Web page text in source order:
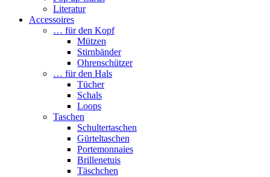
Literatur
Accessoires
… für den Kopf
Mützen
Stirnbänder
Ohrenschützer
… für den Hals
Tücher
Schals
Loops
Taschen
Schultertaschen
Gürteltaschen
Portemonnaies
Brillenetuis
Täschchen